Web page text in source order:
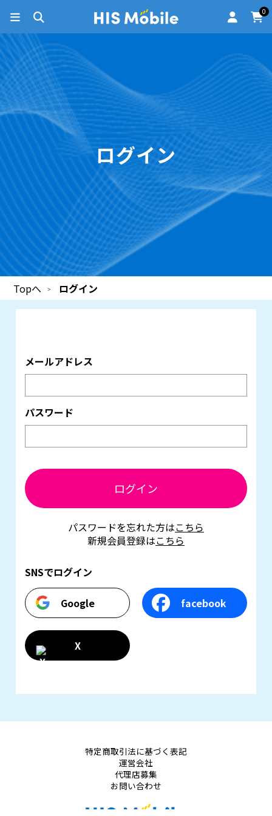
0
ログイン
Topへ ログイン
メールアドレス
パスワード
ログイン
パスワードを忘れた方はこちら
新規会員登録はこちら
SNSでログイン
Google facebook
X
特定商取引法に基づく表記
運営会社
代理店募集
お問い合わせ